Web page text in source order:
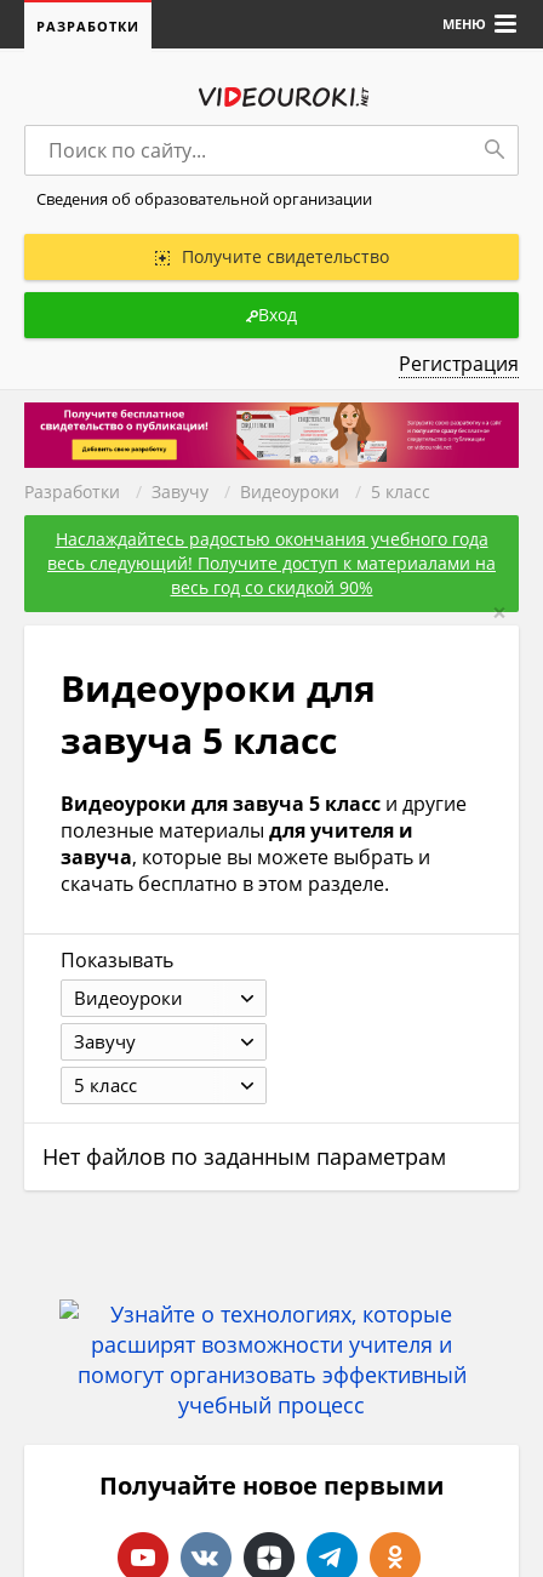
МЕНЮ
РАЗРАБОТКИ
Сведения об образовательной организации
Получите свидетельство
Вход
Регистрация
Разработки / Завучу / Видеоуроки / 5 класс
Наслаждайтесь радостью окончания учебного года
весь следующий! Получите доступ к материалами на
весь год со скидкой 90%
×
Видеоуроки для
завуча 5 класс
Видеоуроки для завуча 5 класс и другие
полезные материалы для учителя и
завуча, которые вы можете выбрать и
скачать бесплатно в этом разделе.
Показывать
Видеоуроки
Завучу
5 класс
Нет файлов по заданным параметрам
Получайте новое первыми